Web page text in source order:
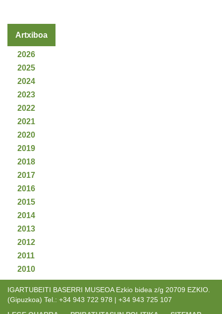
Artxiboa
2026
2025
2024
2023
2022
2021
2020
2019
2018
2017
2016
2015
2014
2013
2012
2011
2010
IGARTUBEITI BASERRI MUSEOA Ezkio bidea z/g 20709 EZKIO.
(Gipuzkoa) Tel.: +34 943 722 978 | +34 943 725 107